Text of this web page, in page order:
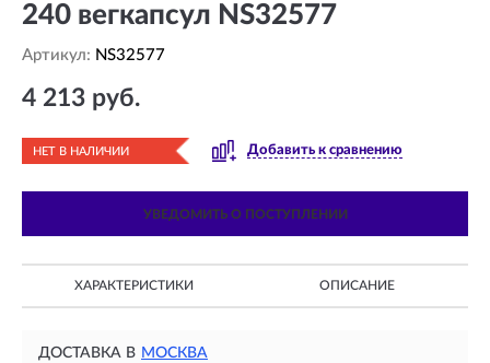
240 вегкапсул NS32577
Артикул: NS32577
4 213 руб.
НЕТ В НАЛИЧИИ Добавить к сравнению
УВЕДОМИТЬ О ПОСТУПЛЕНИИ
ХАРАКТЕРИСТИКИ ОПИСАНИЕ
ДОСТАВКА В МОСКВА